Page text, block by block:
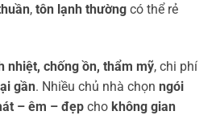
, tôn lạnh thườngcó thể rẻ
nhiệt, chống ồn, thẩm mỹ, chi phí
gần. Nhiều chủ nhà chọn ngói
– êm – đẹpcho không gian